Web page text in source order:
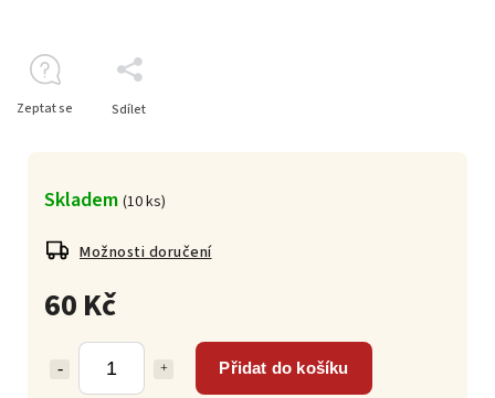
60 Kč
Přidat do košíku
Skladem (10 ks)
Možnosti doručení
Zeptat se Sdílet